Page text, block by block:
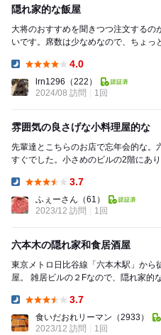
隠れ家的な飯屋
大将のおすすめを聞きつつ注文するの
いです。席数は少なめなので、ちょっ
4.0
lrn1296 （222）
2024/08 訪問
1回
雰囲気の良さげな小料理屋的な
先輩達とこちらのお店で忘年会的な。
すぐでした。小さめのビルの2階にあ
3.7
ふぇーさん （61）
2023/12 訪問
1回
六本木の隠れ家和食居酒屋
東京メトロ日比谷線「六本木駅」から徒歩2分 六本木駅近く
屋。 雑居ビルの２Fなので、隠れ家的なお店。 十勝ハーブ牛と大山鶏が
3.7
食いだおれリーマン （2933）
2023/12 訪問
1回